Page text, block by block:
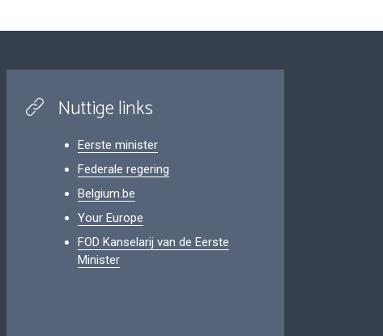
Nuttige links
Eerste minister
Federale regering
Belgium.be
Your Europe
FOD Kanselarij van de Eerste
Minister